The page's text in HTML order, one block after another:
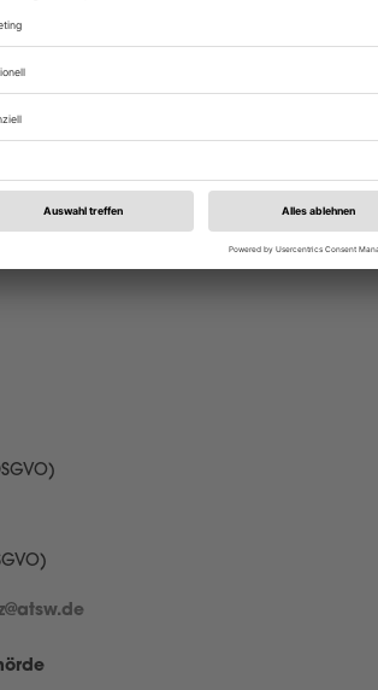
handelsrechtlich)
(automatische Löschung durch
ausschließlich nach ausdrücklicher